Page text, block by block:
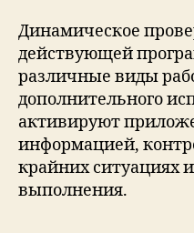
Динамическое
действующей
различные виды
дополнительного
активируют
информацией,
крайних ситуациях
выполнения.